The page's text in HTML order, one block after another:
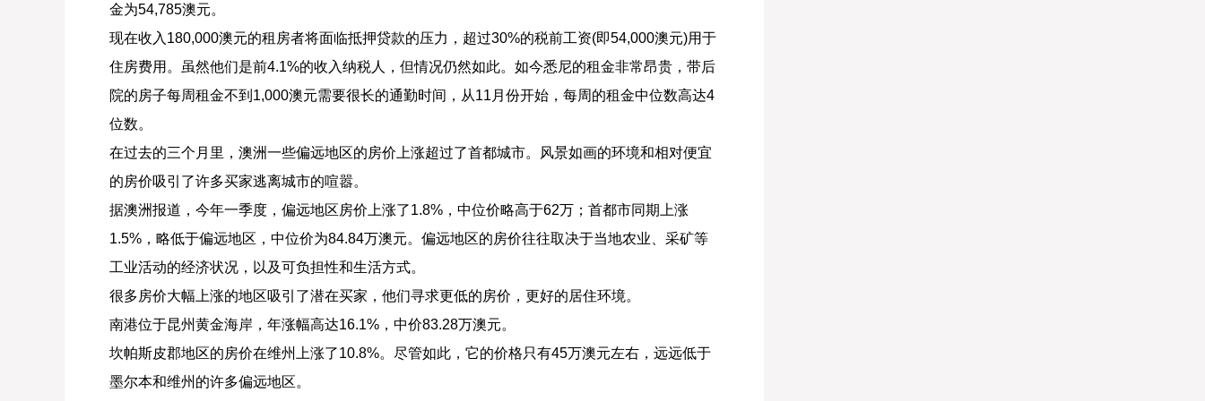
金为54,785澳元。
现在收入180,000澳元的租房者将面临抵押贷款的压力，超过30%的税前工资(即54,000澳元)用于
住房费用。虽然他们是前4.1%的收入纳税人，但情况仍然如此。如今悉尼的租金非常昂贵，带后
院的房子每周租金不到1,000澳元需要很长的通勤时间，从11月份开始，每周的租金中位数高达4
位数。
在过去的三个月里，澳洲一些偏远地区的房价上涨超过了首都城市。风景如画的环境和相对便宜
的房价吸引了许多买家逃离城市的喧嚣。
据澳洲报道，今年一季度，偏远地区房价上涨了1.8%，中位价略高于62万；首都市同期上涨
1.5%，略低于偏远地区，中位价为84.84万澳元。偏远地区的房价往往取决于当地农业、采矿等
工业活动的经济状况，以及可负担性和生活方式。
很多房价大幅上涨的地区吸引了潜在买家，他们寻求更低的房价，更好的居住环境。
南港位于昆州黄金海岸，年涨幅高达16.1%，中价83.28万澳元。
坎帕斯皮郡地区的房价在维州上涨了10.8%。尽管如此，它的价格只有45万澳元左右，远远低于
墨尔本和维州的许多偏远地区。